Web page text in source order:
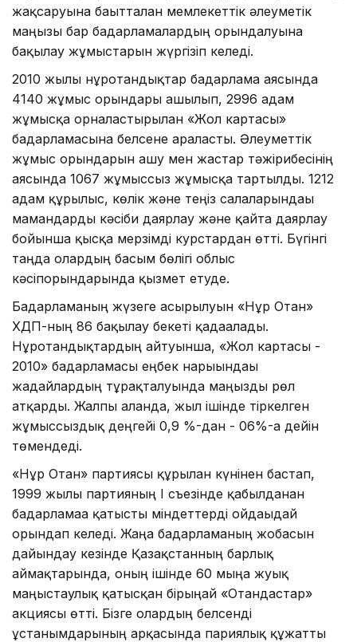
жақсаруына бағытталған мемлекеттік әлеуметік
маңызы бар бағдарламалардың орындалуына
бақылау жұмыстарын жүргізіп келеді.
2010 жылы нұротандықтар бағдарлама аясында
4140 жұмыс орындары ашылып, 2996 адам
жұмысқа орналастырылған «Жол картасы»
бағдарламасына белсене араласты. Әлеуметтік
жұмыс орындарын ашу мен жастар тәжірибесінің
аясында 1067 жұмыссыз жұмысқа тартылды. 1212
адам құрылыс, көлік және теңіз салаларындағы
мамандарды кәсіби даярлау және қайта даярлау
бойынша қысқа мерзімді курстардан өтті. Бүгінгі
таңда олардың басым бөлігі облыс
кәсіпорындарында қызмет етуде.
Бағдарламаның жүзеге асырылуын «Нұр Отан»
ХДП-ның 86 бақылау бекеті қадағалады.
Нұротандықтардың айтуынша, «Жол картасы -
2010» бағдарламасы еңбек нарығындағы
жағдайлардың тұрақталуында маңызды рөл
атқарды. Жалпы алғанда, жыл ішінде тіркелген
жұмыссыздық деңгейі 0,9 %-дан - 06%-ға дейін
төмендеді.
«Нұр Отан» партиясы құрылған күнінен бастап,
1999 жылы партияның І съезінде қабылданған
бағдарламаға қатысты міндеттерді ойдағыдай
орындап келеді. Жаңа бағдарламаның жобасын
дайындау кезінде Қазақстанның барлық
аймақтарында, оның ішінде 60 мыңға жуық
маңғыстаулық қатысқан бірыңғай «Отандастар»
акциясы өтті. Бізге олардың белсенді
ұстанымдарының арқасында париялық құжатты